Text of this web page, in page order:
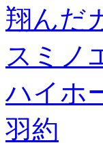
翔んだ
スミノ
ハイホ
羽約